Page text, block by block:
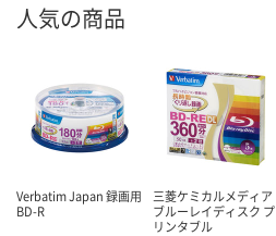
人気の商品
Verbatim Japan 録画用
BD-R
三菱ケミカルメディア
ブルーレイディスク プ
リンタブル